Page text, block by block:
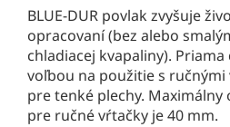
BLUE-DUR povlak zvyšuje
opracovaní (bez alebo
chladiacej kvapaliny).
voľbou na použitie s
pre tenké plechy.
pre ručné vŕtačky je 40 mm.